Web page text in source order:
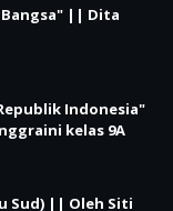
Bangsa" || Dita
Indonesia"
kelas 9A
Sud) || Oleh Siti